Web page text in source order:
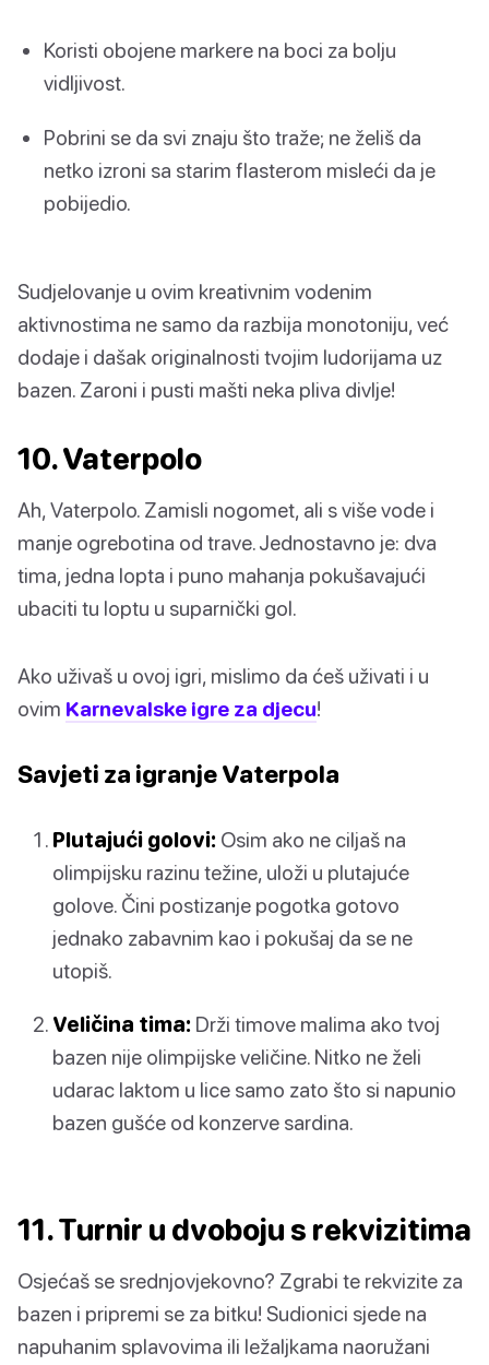
Koristi obojene markere na boci za bolju
vidljivost.
Pobrini se da svi znaju što traže; ne želiš da
netko izroni sa starim flasterom misleći da je
pobijedio.
Sudjelovanje u ovim kreativnim vodenim
aktivnostima ne samo da razbija monotoniju, već
dodaje i dašak originalnosti tvojim ludorijama uz
bazen. Zaroni i pusti mašti neka pliva divlje!
10. Vaterpolo
Ah, Vaterpolo. Zamisli nogomet, ali s više vode i
manje ogrebotina od trave. Jednostavno je: dva
tima, jedna lopta i puno mahanja pokušavajući
ubaciti tu loptu u suparnički gol.
Ako uživaš u ovoj igri, mislimo da ćeš uživati i u
ovim Karnevalske igre za djecu!
Savjeti za igranje Vaterpola
Plutajući golovi: Osim ako ne ciljaš na
olimpijsku razinu težine, uloži u plutajuće
golove. Čini postizanje pogotka gotovo
jednako zabavnim kao i pokušaj da se ne
utopiš.
Veličina tima: Drži timove malima ako tvoj
bazen nije olimpijske veličine. Nitko ne želi
udarac laktom u lice samo zato što si napunio
bazen gušće od konzerve sardina.
11. Turnir u dvoboju s rekvizitima
Osjećaš se srednjovjekovno? Zgrabi te rekvizite za
bazen i pripremi se za bitku! Sudionici sjede na
napuhanim splavovima ili ležaljkama naoružani